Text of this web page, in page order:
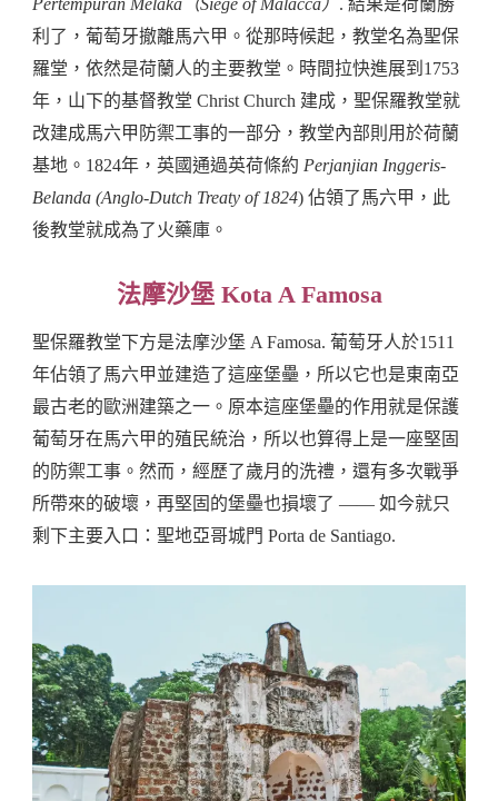
Pertempuran Melaka（Siege of Malacca） . 結果是荷蘭勝
利了，葡萄牙撤離馬六甲。從那時候起，教堂名為聖保
羅堂，依然是荷蘭人的主要教堂。時間拉快進展到1753
年，山下的基督教堂 Christ Church 建成，聖保羅教堂就
改建成馬六甲防禦工事的一部分，教堂內部則用於荷蘭
基地。1824年，英國通過英荷條約 Perjanjian Inggeris-
Belanda (Anglo-Dutch Treaty of 1824) 佔領了馬六甲，此
後教堂就成為了火藥庫。
法摩沙堡 Kota A Famosa
聖保羅教堂下方是法摩沙堡 A Famosa. 葡萄牙人於1511
年佔領了馬六甲並建造了這座堡壘，所以它也是東南亞
最古老的歐洲建築之一。原本這座堡壘的作用就是保護
葡萄牙在馬六甲的殖民統治，所以也算得上是一座堅固
的防禦工事。然而，經歷了歲月的洗禮，還有多次戰爭
所帶來的破壞，再堅固的堡壘也損壞了 —— 如今就只
剩下主要入口：聖地亞哥城門 Porta de Santiago.